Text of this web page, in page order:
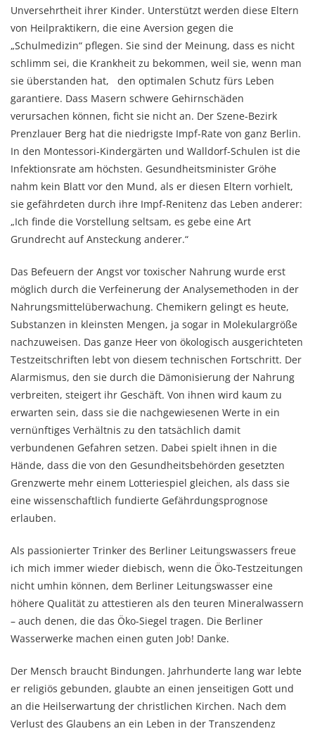
Unversehrtheit ihrer Kinder. Unterstützt werden diese Eltern
von Heilpraktikern, die eine Aversion gegen die
„Schulmedizin“ pflegen. Sie sind der Meinung, dass es nicht
schlimm sei, die Krankheit zu bekommen, weil sie, wenn man
sie überstanden hat, den optimalen Schutz fürs Leben
garantiere. Dass Masern schwere Gehirnschäden
verursachen können, ficht sie nicht an. Der Szene-Bezirk
Prenzlauer Berg hat die niedrigste Impf-Rate von ganz Berlin.
In den Montessori-Kindergärten und Walldorf-Schulen ist die
Infektionsrate am höchsten. Gesundheitsminister Gröhe
nahm kein Blatt vor den Mund, als er diesen Eltern vorhielt,
sie gefährdeten durch ihre Impf-Renitenz das Leben anderer:
„Ich finde die Vorstellung seltsam, es gebe eine Art
Grundrecht auf Ansteckung anderer.“
Das Befeuern der Angst vor toxischer Nahrung wurde erst
möglich durch die Verfeinerung der Analysemethoden in der
Nahrungsmittelüberwachung. Chemikern gelingt es heute,
Substanzen in kleinsten Mengen, ja sogar in Molekulargröße
nachzuweisen. Das ganze Heer von ökologisch ausgerichteten
Testzeitschriften lebt von diesem technischen Fortschritt. Der
Alarmismus, den sie durch die Dämonisierung der Nahrung
verbreiten, steigert ihr Geschäft. Von ihnen wird kaum zu
erwarten sein, dass sie die nachgewiesenen Werte in ein
vernünftiges Verhältnis zu den tatsächlich damit
verbundenen Gefahren setzen. Dabei spielt ihnen in die
Hände, dass die von den Gesundheitsbehörden gesetzten
Grenzwerte mehr einem Lotteriespiel gleichen, als dass sie
eine wissenschaftlich fundierte Gefährdungsprognose
erlauben.
Als passionierter Trinker des Berliner Leitungswassers freue
ich mich immer wieder diebisch, wenn die Öko-Testzeitungen
nicht umhin können, dem Berliner Leitungswasser eine
höhere Qualität zu attestieren als den teuren Mineralwassern
– auch denen, die das Öko-Siegel tragen. Die Berliner
Wasserwerke machen einen guten Job! Danke.
Der Mensch braucht Bindungen. Jahrhunderte lang war lebte
er religiös gebunden, glaubte an einen jenseitigen Gott und
an die Heilserwartung der christlichen Kirchen. Nach dem
Verlust des Glaubens an ein Leben in der Transzendenz